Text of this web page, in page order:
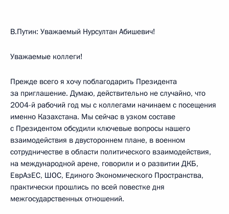
В.Путин: Уважаемый Нурсултан Абишевич!
Уважаемые коллеги!
Прежде всего я хочу поблагодарить Президента
за приглашение. Думаю, действительно не случайно, что
2004-й рабочий год мы с коллегами начинаем с посещения
именно Казахстана. Мы сейчас в узком составе
с Президентом обсудили ключевые вопросы нашего
взаимодействия в двустороннем плане, в военном
сотрудничестве в области политического взаимодействия,
на международной арене, говорили и о развитии ДКБ,
ЕврАзЕС, ШОС, Единого Экономического Пространства,
практически прошлись по всей повестке дня
межгосударственных отношений.